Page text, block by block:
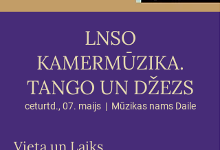
LNSO
KAMERMŪZIKA.
TANGO UN DŽEZS
ceturtd., 07. maijs
  |
Mūzikas nams Daile
Vieta un Laiks